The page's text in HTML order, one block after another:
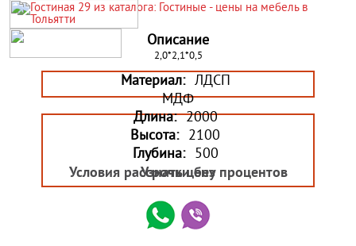
Описание
2,0*2,1*0,5
Материал: ЛДСП
МДФ
Длина: 2000
Высота: 2100
Глубина: 500
Узнать цену
Условия рассрочки без процентов